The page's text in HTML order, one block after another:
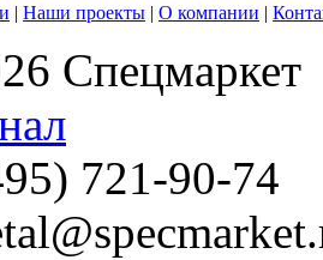
Наши проекты О компании
Спецмаркет
721-90-74